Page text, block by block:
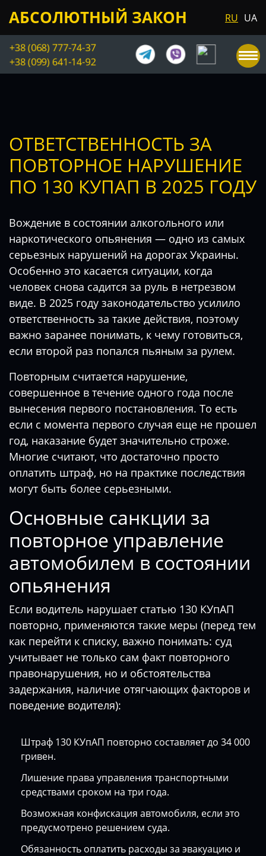
АБСОЛЮТНЫЙ ЗАКОН RU UA
+38 (068) 777-74-37
+38 (099) 641-14-92
ОТВЕТСТВЕННОСТЬ ЗА
ПОВТОРНОЕ НАРУШЕНИЕ
ПО 130 КУПАП В 2025 ГОДУ
Вождение в состоянии алкогольного или
наркотического опьянения — одно из самых
серьезных нарушений на дорогах Украины.
Особенно это касается ситуации, когда
человек снова садится за руль в нетрезвом
виде. В 2025 году законодательство усилило
ответственность за такие действия, поэтому
важно заранее понимать, к чему готовиться,
если второй раз попался пьяным за рулем.
Повторным считается нарушение,
совершенное в течение одного года после
вынесения первого постановления. То есть
если с момента первого случая еще не прошел
год, наказание будет значительно строже.
Многие считают, что достаточно просто
оплатить штраф, но на практике последствия
могут быть более серьезными.
Основные санкции за
повторное управление
автомобилем в состоянии
опьянения
Если водитель нарушает статью 130 КУпАП
повторно, применяются такие меры (перед тем
как перейти к списку, важно понимать: суд
учитывает не только сам факт повторного
правонарушения, но и обстоятельства
задержания, наличие отягчающих факторов и
поведение водителя):
Штраф 130 КУпАП повторно составляет до 34 000
гривен.
Лишение права управления транспортными
средствами сроком на три года.
Возможная конфискация автомобиля, если это
предусмотрено решением суда.
Обязанность оплатить расходы за эвакуацию и